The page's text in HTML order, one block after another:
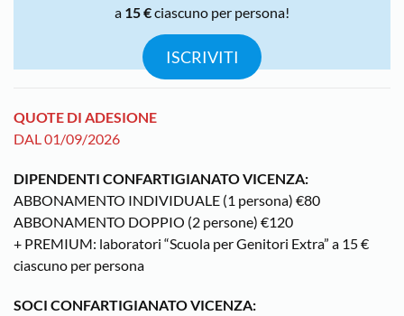
a 15 €ciascuno per persona!
ISCRIVITI
QUOTE DI ADESIONE
DAL 01/09/2026
DIPENDENTI CONFARTIGIANATO VICENZA:
ABBONAMENTO INDIVIDUALE (1 persona) €80
ABBONAMENTO DOPPIO (2 persone) €120
+ PREMIUM: laboratori “Scuola per Genitori Extra” a 15 €
ciascuno per persona
SOCI CONFARTIGIANATO VICENZA: